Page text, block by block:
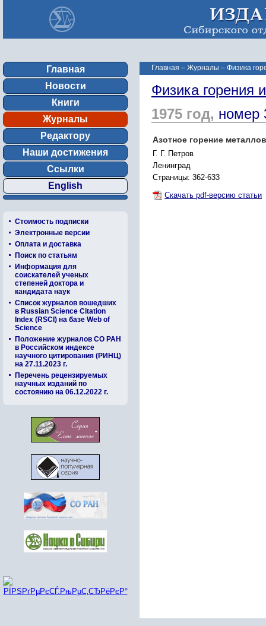
Главная
Новости
Книги
Журналы
Редактору
Наши достижения
Ссылки
English
Стоимость подписки
Электронные версии
Оплата и доставка
Поиск по статьям
Информация для
соискателей ученых
степеней доктора и
кандидата наук
Список журналов вошедших
в Russian Science Citation
Index (RSCI) на базе Web of
Science
Положение журналов СО РАН
в Российском индексе
научного цитирования (РИНЦ)
на 27.11.2023 г.
Перечень рецензируемых
научных изданий по
состоянию на 06.12.2022 г.
Главная – Журналы – Физика
Физика горения
1975 год, номер
Азотное горение металлов
Г. Г. Петров
Ленинград
Страницы: 362-633
Скачать pdf-версию статьи